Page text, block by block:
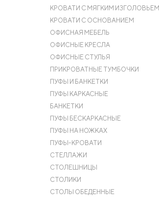
КРОВАТИ С МЯГКИМ ИЗГОЛОВЬЕМ
КРОВАТИ С ОСНОВАНИЕМ
ОФИСНАЯ МЕБЕЛЬ
ОФИСНЫЕ КРЕСЛА
ОФИСНЫЕ СТУЛЬЯ
ПРИКРОВАТНЫЕ ТУМБОЧКИ
ПУФЫ И БАНКЕТКИ
ПУФЫ КАРКАСНЫЕ
БАНКЕТКИ
ПУФЫ БЕСКАРКАСНЫЕ
ПУФЫ НА НОЖКАХ
ПУФЫ-КРОВАТИ
СТЕЛЛАЖИ
СТОЛЕШНИЦЫ
СТОЛИКИ
СТОЛЫ ОБЕДЕННЫЕ